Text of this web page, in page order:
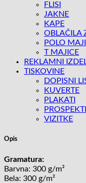
FLISI
JAKNE
KAPE
OBLAČILA
POLO
T MAJICE
REKLAMNI
TISKOVINE
DOPISNI
KUVERTE
PLAKATI
VIZITKE
Opis
Gramatura:
Barvna: 300 g/m²
Bela: 300 g/m²